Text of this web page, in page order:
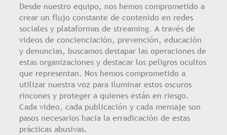
Desde nuestro equipo, nos hemos comprometido a
crear un flujo constante de contenido en redes
sociales y plataformas de streaming. A través de
videos de concienciación, prevención, educación
y denuncias, buscamos destapar las operaciones de
estas organizaciones y destacar los peligros ocultos
que representan. Nos hemos comprometido a
utilizar nuestra voz para iluminar estos oscuros
rincones y proteger a quienes están en riesgo.
Cada video, cada publicación y cada mensaje son
pasos necesarios hacia la erradicación de estas
prácticas abusivas.